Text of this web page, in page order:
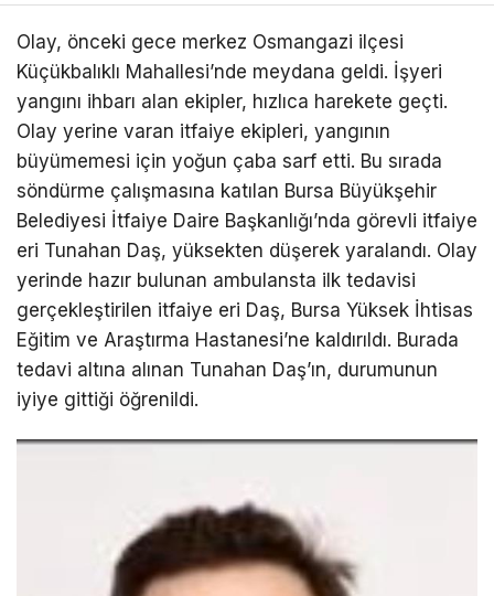
Olay, önceki gece merkez Osmangazi ilçesi
Küçükbalıklı Mahallesi’nde meydana geldi. İşyeri
yangını ihbarı alan ekipler, hızlıca harekete geçti.
Olay yerine varan itfaiye ekipleri, yangının
büyümemesi için yoğun çaba sarf etti. Bu sırada
söndürme çalışmasına katılan Bursa Büyükşehir
Belediyesi İtfaiye Daire Başkanlığı’nda görevli itfaiye
eri Tunahan Daş, yüksekten düşerek yaralandı. Olay
yerinde hazır bulunan ambulansta ilk tedavisi
gerçekleştirilen itfaiye eri Daş, Bursa Yüksek İhtisas
Eğitim ve Araştırma Hastanesi’ne kaldırıldı. Burada
tedavi altına alınan Tunahan Daş’ın, durumunun
iyiye gittiği öğrenildi.